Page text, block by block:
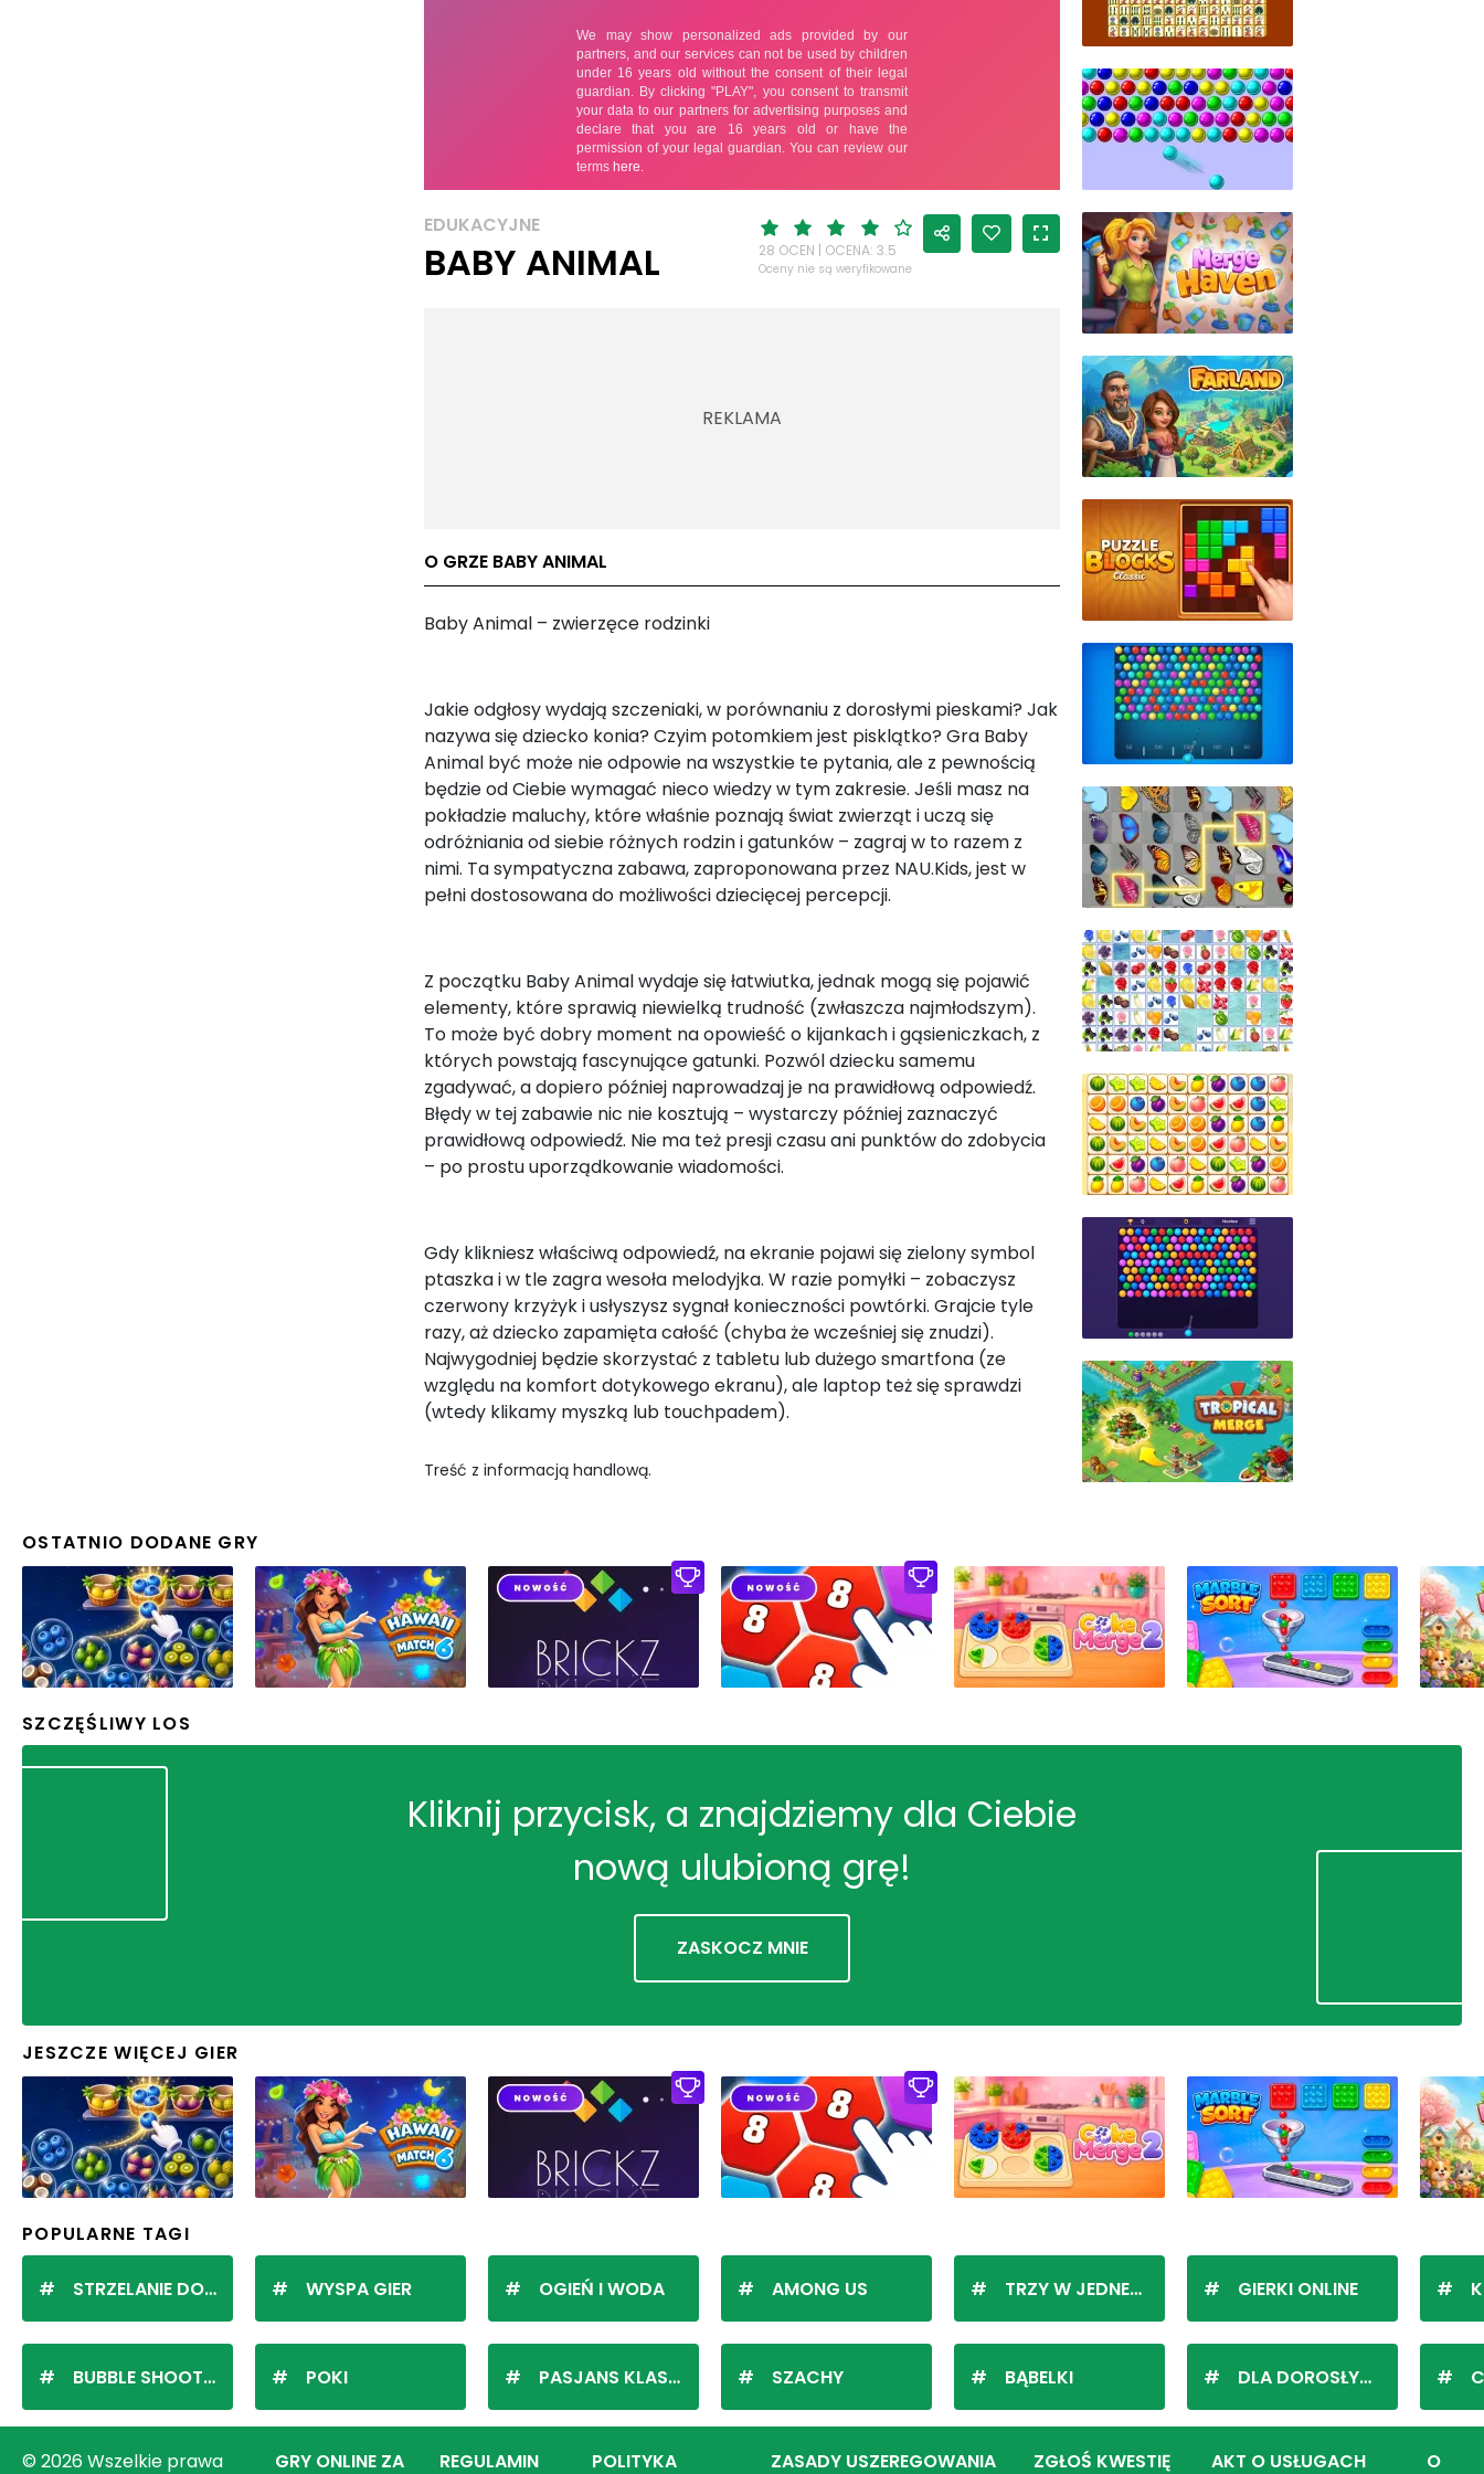
EDUKACYJNE
BABY ANIMAL 28 OCEN | OCENA: 3.5
Oceny nie są weryfikowane
O GRZE BABY ANIMAL
Baby Animal – zwierzęce rodzinki
Jakie odgłosy wydają szczeniaki, w porównaniu z dorosłymi pieskami? Jak
nazywa się dziecko konia? Czyim potomkiem jest pisklątko? Gra Baby
Animal być może nie odpowie na wszystkie te pytania, ale z pewnością
będzie od Ciebie wymagać nieco wiedzy w tym zakresie. Jeśli masz na
pokładzie maluchy, które właśnie poznają świat zwierząt i uczą się
odróżniania od siebie różnych rodzin i gatunków – zagraj w to razem z
nimi. Ta sympatyczna zabawa, zaproponowana przez NAU.Kids, jest w
pełni dostosowana do możliwości dziecięcej percepcji.
Z początku Baby Animal wydaje się łatwiutka, jednak mogą się pojawić
elementy, które sprawią niewielką trudność (zwłaszcza najmłodszym).
To może być dobry moment na opowieść o kijankach i gąsieniczkach, z
których powstają fascynujące gatunki. Pozwól dziecku samemu
zgadywać, a dopiero później naprowadzaj je na prawidłową odpowiedź.
Błędy w tej zabawie nic nie kosztują – wystarczy później zaznaczyć
prawidłową odpowiedź. Nie ma też presji czasu ani punktów do zdobycia
– po prostu uporządkowanie wiadomości.
Gdy klikniesz właściwą odpowiedź, na ekranie pojawi się zielony symbol
ptaszka i w tle zagra wesoła melodyjka. W razie pomyłki – zobaczysz
czerwony krzyżyk i usłyszysz sygnał konieczności powtórki. Grajcie tyle
razy, aż dziecko zapamięta całość (chyba że wcześniej się znudzi).
Najwygodniej będzie skorzystać z tabletu lub dużego smartfona (ze
względu na komfort dotykowego ekranu), ale laptop też się sprawdzi
(wtedy klikamy myszką lub touchpadem).
Treść z informacją handlową.
OSTATNIO DODANE GRY
SZCZĘŚLIWY LOS
Kliknij przycisk, a znajdziemy dla Ciebie
nową ulubioną grę!
ZASKOCZ MNIE
JESZCZE WIĘCEJ GIER
POPULARNE TAGI
STRZELANIE DO KULEK
BUBBLE SHOOTER
WYSPA GIER
POKI
OGIEŃ I WODA
PASJANS KLASYCZNY
AMONG US
SZACHY
TRZY W JEDNEJ LINII
BĄBELKI
GIERKI ONLINE
DLA DOROSŁYCH
© 2026 Wszelkie prawa GRY ONLINE ZA REGULAMIN POLITYKA ZASADY USZEREGOWANIA ZGŁOŚ KWESTIĘ AKT O USŁUGACH O